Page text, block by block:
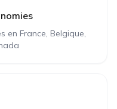
en France, Belgique,